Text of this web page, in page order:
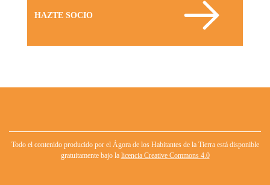
HAZTE SOCIO
Todo el contenido producido por el Ágora de los Habitantes de la Tierra está disponible
gratuitamente bajo la licencia Creative Commons 4.0